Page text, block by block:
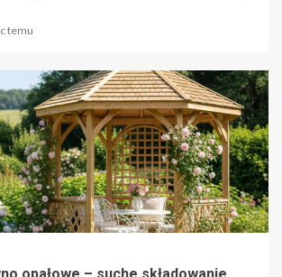
temu
opałowe – suche składowanie